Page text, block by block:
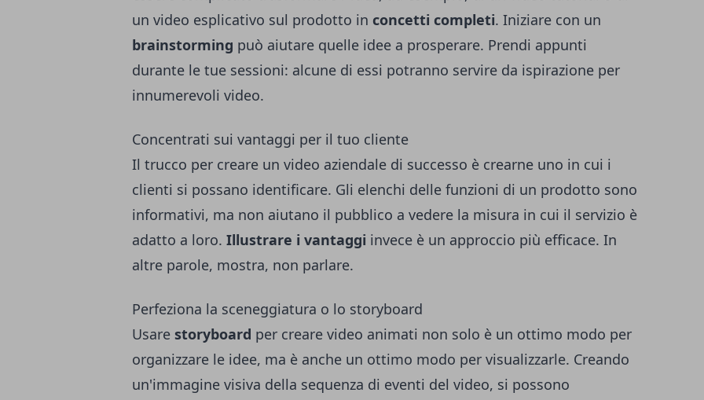
un video esplicativo sul prodotto in concetti completi. Iniziare con un
brainstorming può aiutare quelle idee a prosperare. Prendi appunti
durante le tue sessioni: alcune di essi potranno servire da ispirazione per
innumerevoli video.
Concentrati sui vantaggi per il tuo cliente
Il trucco per creare un video aziendale di successo è crearne uno in cui i
clienti si possano identificare. Gli elenchi delle funzioni di un prodotto sono
informativi, ma non aiutano il pubblico a vedere la misura in cui il servizio è
adatto a loro. Illustrare i vantaggi invece è un approccio più efficace. In
altre parole, mostra, non parlare.
Perfeziona la sceneggiatura o lo storyboard
Usare storyboard per creare video animati non solo è un ottimo modo per
organizzare le idee, ma è anche un ottimo modo per visualizzarle. Creando
un'immagine visiva della sequenza di eventi del video, si possono